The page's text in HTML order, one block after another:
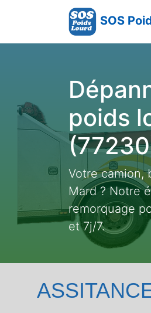
SOS
poids
Votre camion,
Mard ? Notre
remorquage
et 7j/7.